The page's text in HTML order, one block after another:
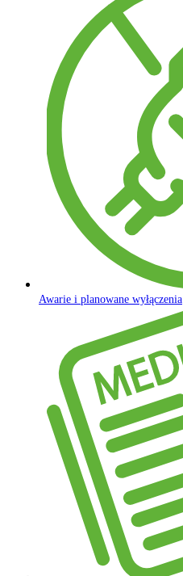
Awarie i planowane wyłączenia